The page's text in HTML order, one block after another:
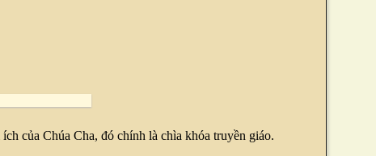
của Chúa Cha, đó chính là chìa khóa truyền giáo.